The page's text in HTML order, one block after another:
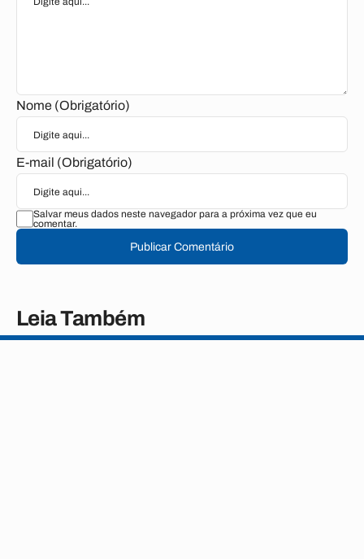
Nome (Obrigatório)
E-mail (Obrigatório)
Salvar meus dados neste navegador para a próxima vez que eu
comentar.
Publicar Comentário
Leia Também